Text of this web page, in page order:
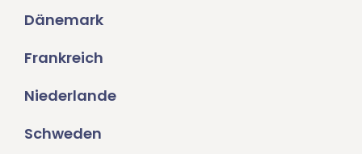
Dänemark
Frankreich
Niederlande
Schweden